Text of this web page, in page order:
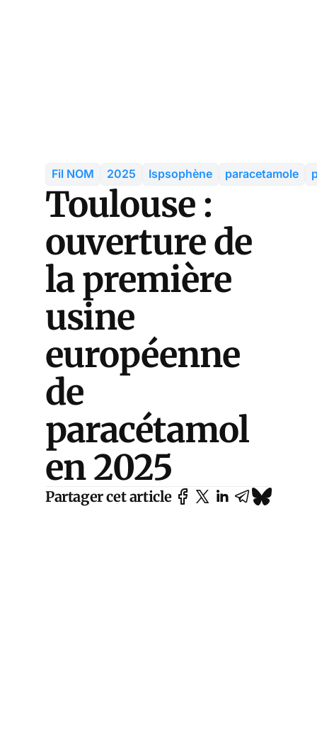
Fil NOM 2025 Ispsophène paracetamole
Toulouse :
ouverture de
la première
usine
européenne
de
paracétamol
en 2025
Partager cet article